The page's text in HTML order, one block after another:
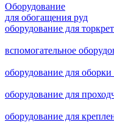
Оборудование
для обогащения руд
оборудование для
вспомогательное
оборудование для оборки
оборудование для
оборудование для